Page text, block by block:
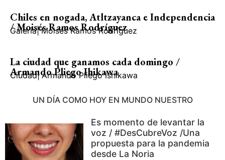
Chiles en nogada, Atltzayanca e Independencia
/ Moisés Ramos Rodríguez
Galería| Moisés Ramos Rodríguez
La ciudad que ganamos cada domingo /
Armando Pliego Ihikawa
Ciudad| Armando Pliego Ishikawa
UN DÍA COMO HOY EN MUNDO NUESTRO
Es momento de levantar la
voz / #DesCubreVoz /Una
propuesta para la pandemia
desde La Noria